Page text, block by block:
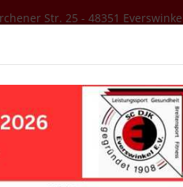
Str. 25 - 48351